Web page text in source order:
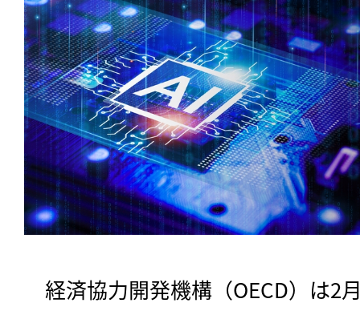
経済協力開発機構（OECD）は2